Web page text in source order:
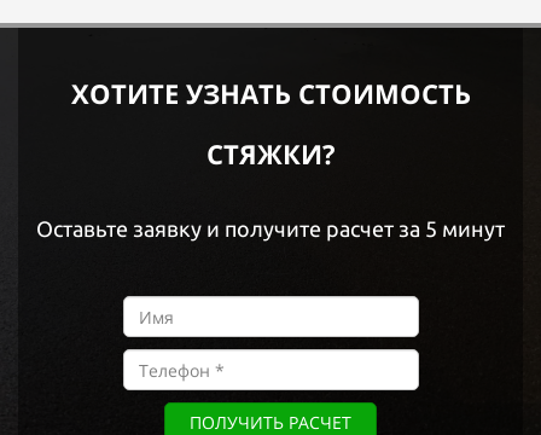
ХОТИТЕ УЗНАТЬ СТОИМОСТЬ
СТЯЖКИ?
Оставьте заявку и получите расчет за 5 минут
ПОЛУЧИТЬ РАСЧЕТ